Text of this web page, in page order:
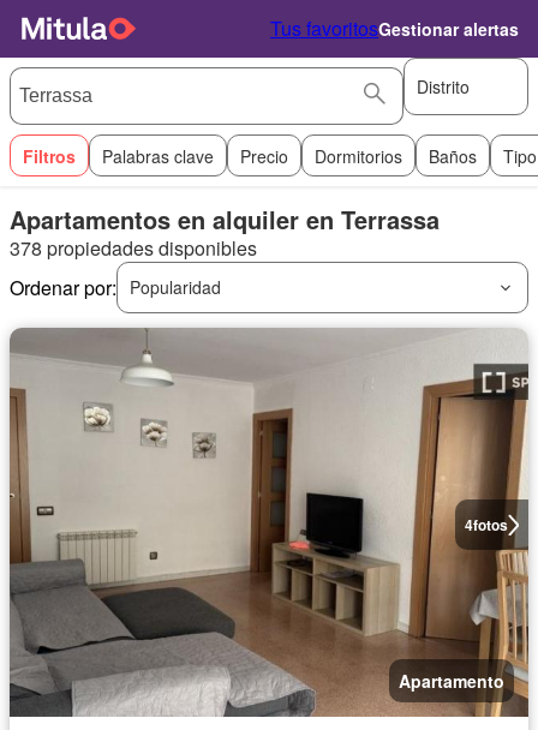
Tus favoritosGestionar alertas
Distrito
Filtros Palabras clave Precio Dormitorios Baños
Apartamentos en alquiler en Terrassa
378 propiedades disponibles
Ordenar por:
Popularidad
4fotos
Apartamento